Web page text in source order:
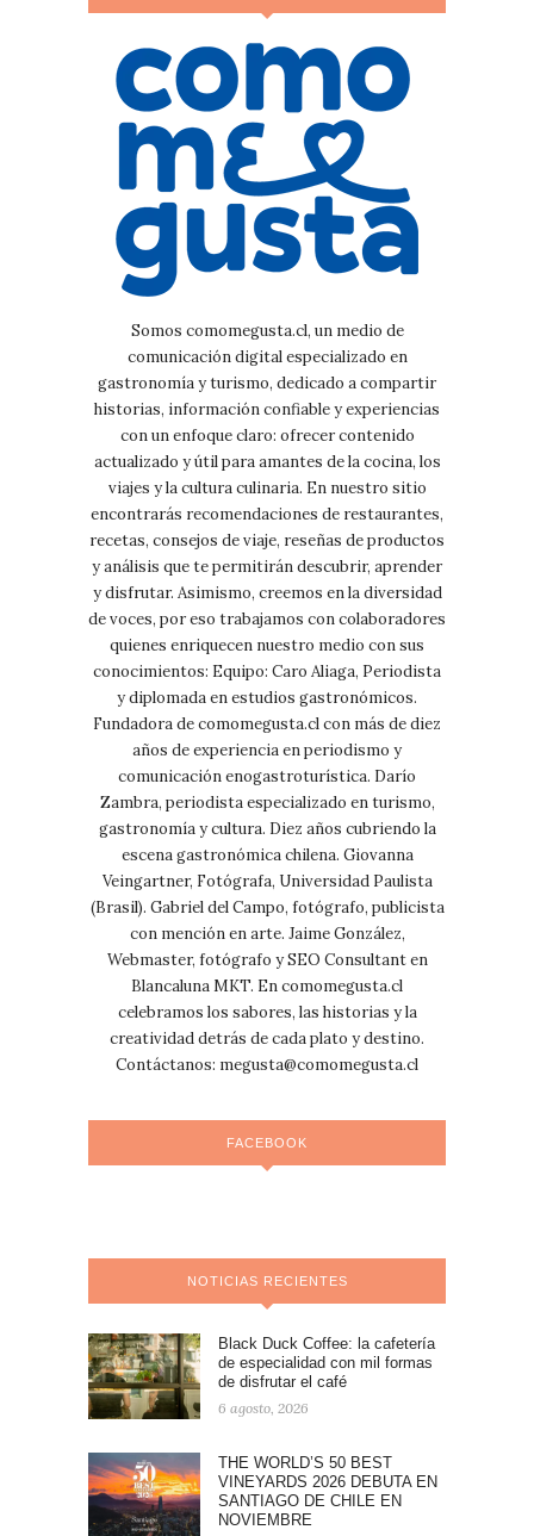
Somos comomegusta.cl, un medio de
comunicación digital especializado en
gastronomía y turismo, dedicado a compartir
historias, información confiable y experiencias
con un enfoque claro: ofrecer contenido
actualizado y útil para amantes de la cocina, los
viajes y la cultura culinaria. En nuestro sitio
encontrarás recomendaciones de restaurantes,
recetas, consejos de viaje, reseñas de productos
y análisis que te permitirán descubrir, aprender
y disfrutar. Asimismo, creemos en la diversidad
de voces, por eso trabajamos con colaboradores
quienes enriquecen nuestro medio con sus
conocimientos: Equipo: Caro Aliaga, Periodista
y diplomada en estudios gastronómicos.
Fundadora de comomegusta.cl con más de diez
años de experiencia en periodismo y
comunicación enogastroturística. Darío
Zambra, periodista especializado en turismo,
gastronomía y cultura. Diez años cubriendo la
escena gastronómica chilena. Giovanna
Veingartner, Fotógrafa, Universidad Paulista
(Brasil). Gabriel del Campo, fotógrafo, publicista
con mención en arte. Jaime González,
Webmaster, fotógrafo y SEO Consultant en
Blancaluna MKT. En comomegusta.cl
celebramos los sabores, las historias y la
creatividad detrás de cada plato y destino.
Contáctanos: megusta@comomegusta.cl
FACEBOOK
NOTICIAS RECIENTES
Black Duck Coffee: la cafetería
de especialidad con mil formas
de disfrutar el café
6 agosto, 2026
THE WORLD’S 50 BEST
VINEYARDS 2026 DEBUTA EN
SANTIAGO DE CHILE EN
NOVIEMBRE